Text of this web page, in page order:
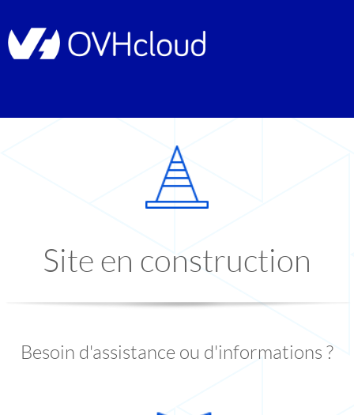
Site en construction
Besoin d'assistance ou d'informations ?